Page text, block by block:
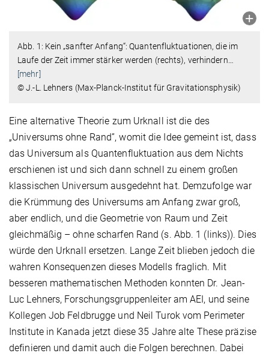
Abb. 1: Kein „sanfter Anfang“: Quantenfluktuationen, die im
Laufe der Zeit immer stärker werden (rechts), verhindern
[mehr]
© J.-L. Lehners (Max-Planck-Institut für Gravitationsphysik)
Eine alternative Theorie zum Urknall ist die des
„Universums ohne Rand”, womit die Idee gemeint ist, dass
das Universum als Quantenfluktuation aus dem Nichts
erschienen ist und sich dann schnell zu einem großen
klassischen Universum ausgedehnt hat. Demzufolge war
die Krümmung des Universums am Anfang zwar groß,
aber endlich, und die Geometrie von Raum und Zeit
gleichmäßig – ohne scharfen Rand (s. Abb. 1 (links)). Dies
würde den Urknall ersetzen. Lange Zeit blieben jedoch die
wahren Konsequenzen dieses Modells fraglich. Mit
besseren mathematischen Methoden konnten Dr. Jean-
Luc Lehners, Forschungsgruppenleiter am AEI, und seine
Kollegen Job Feldbrugge und Neil Turok vom Perimeter
Institute in Kanada jetzt diese 35 Jahre alte These präzise
definieren und damit auch die Folgen berechnen. Dabei